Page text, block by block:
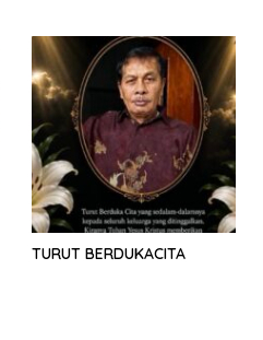
TURUT BERDUKACITA